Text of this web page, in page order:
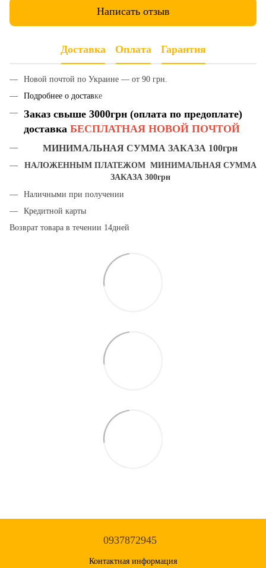
Написать отзыв
Доставка Оплата Гарантия
Новой почтой по Украине — от 90 грн.
Подробнее о доставке
Заказ свыше 3000грн (оплата по предоплате)
доставка БЕСПЛАТНАЯ НОВОЙ ПОЧТОЙ
МИНИМАЛЬНАЯ СУММА ЗАКАЗА 100грн
НАЛОЖЕННЫМ ПЛАТЕЖОМ МИНИМАЛЬНАЯ СУММА
ЗАКАЗА 300грн
Наличными при получении
Кредитной карты
Возврат товара в течении 14дней
0937872945
Контактная информация